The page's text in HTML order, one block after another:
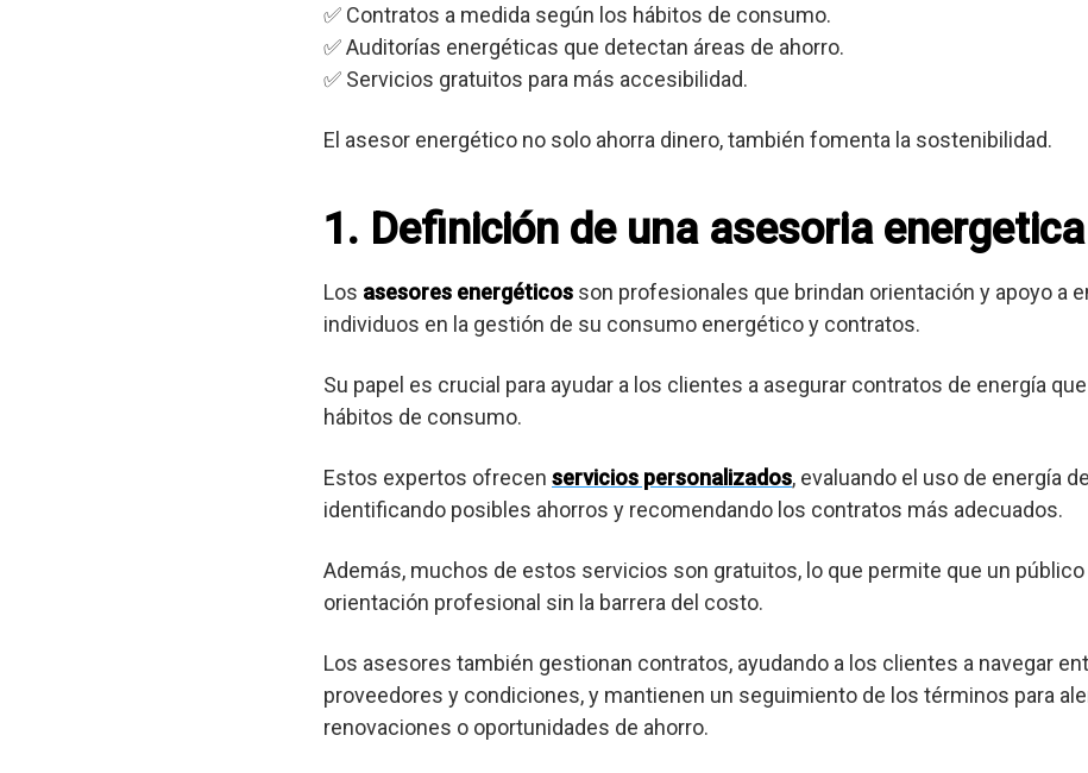
✅ Contratos a medida según los hábitos de consumo.
✅ Auditorías energéticas que detectan áreas de ahorro.
✅ Servicios gratuitos para más accesibilidad.
El asesor energético no solo ahorra dinero, también fomenta la sostenibilidad.
1. Definición de una asesoria
Los asesores energéticos son profesionales que brindan orientación y apoyo a
individuos en la gestión de su consumo energético y contratos.
Su papel es crucial para ayudar a los clientes a asegurar contratos de energía
hábitos de consumo.
Estos expertos ofrecen servicios personalizados, evaluando el uso de energía
identificando posibles ahorros y recomendando los contratos más adecuados.
Además, muchos de estos servicios son gratuitos, lo que permite que un
orientación profesional sin la barrera del costo.
Los asesores también gestionan contratos, ayudando a los clientes a navegar
proveedores y condiciones, y mantienen un seguimiento de los términos para
renovaciones o oportunidades de ahorro.